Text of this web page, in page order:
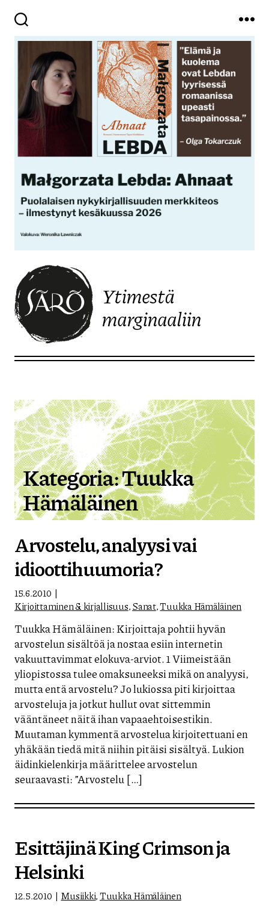
Ytimestä
marginaaliin
Kategoria:Tuukka
Hämäläinen
Arvostelu, analyysi vai
idioottihuumoria?
15.6.2010
Kirjoittaminen & kirjallisuus,Sanat,Tuukka Hämäläinen
Tuukka Hämäläinen: Kirjoittaja pohtii hyvän
arvostelun sisältöä ja nostaa esiin internetin
vakuuttavimmat elokuva-arviot. 1 Viimeistään
yliopistossa tulee omaksuneeksi mikä on analyysi,
mutta entä arvostelu? Jo lukiossa piti kirjoittaa
arvosteluja ja jotkut hullut ovat sittemmin
vääntäneet näitä ihan vapaaehtoisestikin.
Muutaman kymmentä arvostelua kirjoitettuani en
yhäkään tiedä mitä niihin pitäisi sisältyä. Lukion
äidinkielenkirja määrittelee arvostelun
seuraavasti: ”Arvostelu […]
Esittäjinä King Crimson ja
Helsinki
12.5.2010 Musiikki,Tuukka Hämäläinen